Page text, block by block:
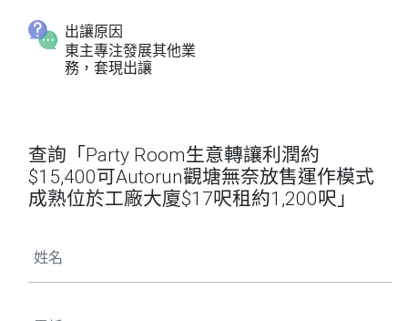
出讓原因
東主專注發展其他業
務，套現出讓
查詢「Party Room生意轉讓利潤約
$15,400可Autorun觀塘無奈放售運作模式
成熟位於工廠大廈$17呎租約1,200呎」